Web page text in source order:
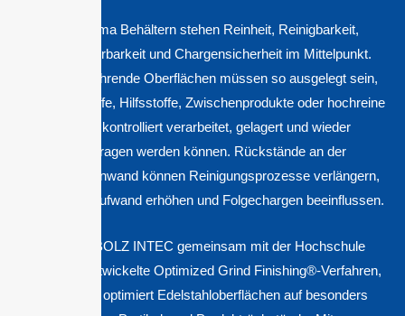
Bei Pharma Behältern stehen Reinheit, Reinigbarkeit,
Reproduzierbarkeit und Chargensicherheit im Mittelpunkt.
Produktberührende Oberflächen müssen so ausgelegt sein,
dass Wirkstoffe, Hilfsstoffe, Zwischenprodukte oder hochreine
Medien kontrolliert verarbeitet, gelagert und wieder
ausgetragen werden können. Rückstände an der
Behälterinnenwand können Reinigungsprozesse verlängern,
Validierungsaufwand erhöhen und Folgechargen beeinflussen.
Das von BOLZ INTEC gemeinsam mit der Hochschule
Konstanz entwickelte Optimized Grind Finishing®-Verfahren,
kurz OGF, optimiert Edelstahloberflächen auf besonders